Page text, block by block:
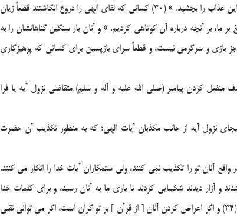
حق است ]. » مي فرمايد: « پس به [ کيفر ] آنکه کفر مي ورزيديد، اين عذاب را بچشيد. » (30) کساني که لقاي الهي را دروغ انگاشتند قطعاً زيان
ما، بر آنچه درباره آن کوتاهي کرديم. » و آنان بار سنگين گناهانشان را به
باري که مي کشند. (31) و زندگي دنيا جز بازي و سرگرمي نيست، و قطعاً سراي بازپسين براي کساني که پرهيزگاري
منفعل کردن پيامبر (صلي الله عليه و آله و سلم) متقاضي نزول آيه يا فرا
بيجاي نزول آيه از جانب مکذبان آيات الهي؛ که به منظور تکذيب آن حضرت
آنان تو را تکذيب نمي کنند، ولي ستمکاران آيات خدا را انکار مي کنند.
و آزار ديدند شکيبايي کردند تا ياري ما به آنان رسيد، و براي کلمات خدا
هيچ تغييردهنده اي نيست. و مسلّماً اخبار پيامبران به تو رسيده است. (34) و اگر اعراض کردن آنان [ از قرآن ] بر تو گران است، اگر مي تواني نقبي